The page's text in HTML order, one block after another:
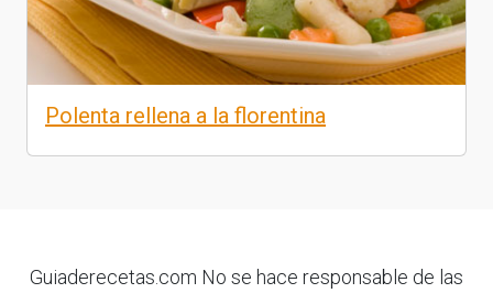
Polenta rellena a la florentina
Guiaderecetas.com No se hace responsable de las